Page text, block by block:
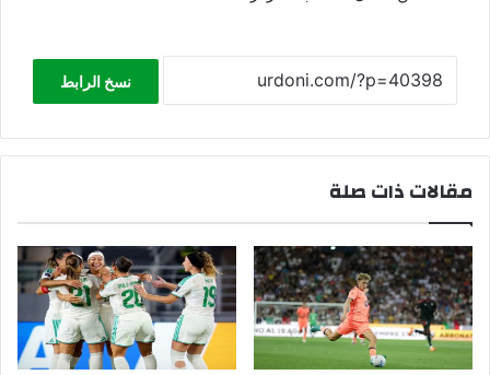
نسخ الرابط
مقالات ذات صلة